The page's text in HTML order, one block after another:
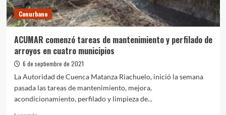
EcoPunto
Conurbano
ACUMAR comenzó tareas de mantenimiento y perfilado de
arroyos en cuatro municipios
6 de septiembre de 2021
La Autoridad de Cuenca Matanza Riachuelo, inició la semana
pasada las tareas de mantenimiento, mejora,
acondicionamiento, perfilado y limpieza de...